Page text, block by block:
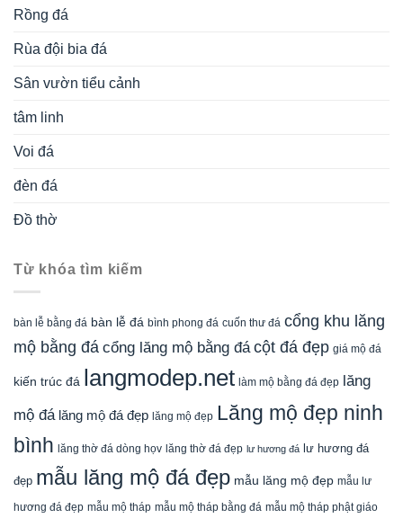
Rồng đá
Rùa đội bia đá
Sân vườn tiểu cảnh
tâm linh
Voi đá
đèn đá
Đồ thờ
Từ khóa tìm kiếm
bàn lễ bằng đá bàn lễ đá bình phong đá cuốn thư đá cổng khu lăng
mộ bằng đá cổng lăng mộ bằng đá cột đá đẹp giá mộ đá
kiến trúc đá langmodep.net làm mộ bằng đá đẹp lăng
mộ đá lăng mộ đá đẹp lăng mộ đẹp Lăng mộ đẹp ninh
bình lăng thờ đá dòng họv lăng thờ đá đẹp lư hương đá lư hương đá
đẹp mẫu lăng mộ đá đẹp mẫu lăng mộ đẹp mẫu lư
hương đá đẹp mẫu mộ tháp mẫu mộ tháp bằng đá mẫu mộ tháp phật giáo